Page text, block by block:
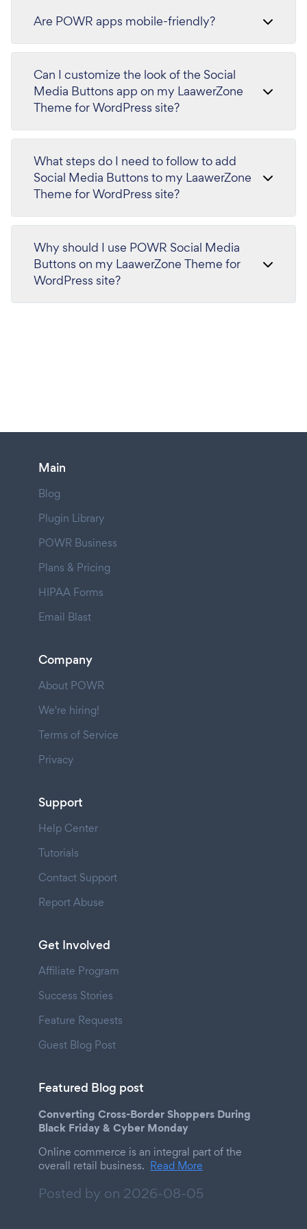
Are POWR apps mobile-friendly?
Can I customize the look of the Social
Media Buttons app on my LaawerZone
Theme for WordPress site?
What steps do I need to follow to add
Social Media Buttons to my LaawerZone
Theme for WordPress site?
Why should I use POWR Social Media
Buttons on my LaawerZone Theme for
WordPress site?
Main
Blog
Plugin Library
POWR Business
Plans & Pricing
HIPAA Forms
Email Blast
Company
About POWR
We're hiring!
Terms of Service
Privacy
Support
Help Center
Tutorials
Contact Support
Report Abuse
Get Involved
Affiliate Program
Success Stories
Feature Requests
Guest Blog Post
Featured Blog post
Converting Cross-Border Shoppers During
Black Friday & Cyber Monday
Online commerce is an integral part of the
overall retail business. Read More
Posted by on 2026-08-05